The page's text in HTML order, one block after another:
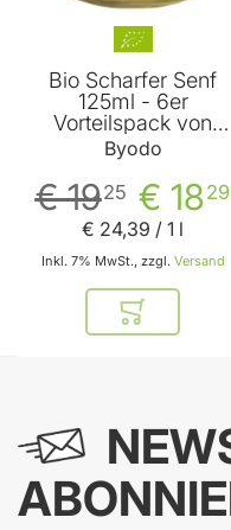
Bio Scharfer Senf
125ml - 6er
Vorteilspack von
Byodo
Byodo
€ 1829
€ 1925
Inkl. 7% MwSt., zzgl. Versand
€ 24,39 / 1 l
In den